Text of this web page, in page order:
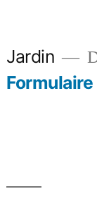
Jardin